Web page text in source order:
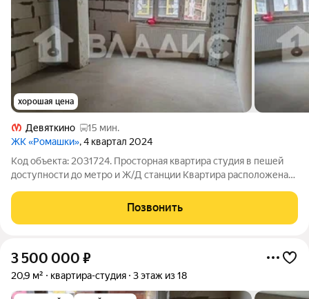
хорошая цена
Девяткино
15 мин.
ЖК «Ромашки», 4 квартал 2024
Код объекта: 2031724. Просторная квартира студия в пешей
доступности до метро и Ж/Д станции Квартира расположена
правильной прямоугольной формы Окна во двор, нет шума
проезжающих машин Высота потолков
Позвонить
3 500 000 ₽
20,9 м² квартира-студия 3 этаж из 18